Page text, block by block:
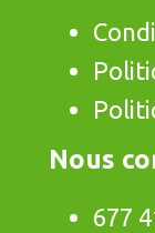
Nous
677